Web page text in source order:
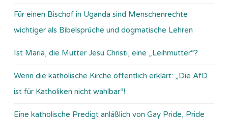
Für einen Bischof in Uganda sind Menschenrechte
wichtiger als Bibelsprüche und dogmatische Lehren
Ist Maria, die Mutter Jesu Christi, eine „Leihmutter“?
Wenn die katholische Kirche öffentlich erklärt: „Die AfD
ist für Katholiken nicht wählbar“!
Eine katholische Predigt anläßlich von Gay Pride, Pride